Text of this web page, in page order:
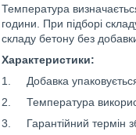
Температура
години. При підборі
складу бетону без
Характеристики:
1. Добавка
2. Температура
3. Гарантійний термін